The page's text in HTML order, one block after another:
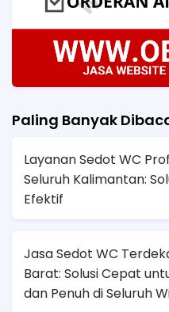
Paling Banyak
Layanan Sedot WC
Seluruh Kalimantan:
Efektif
Jasa Sedot WC
Barat: Solusi Cepat
dan Penuh di Seluruh